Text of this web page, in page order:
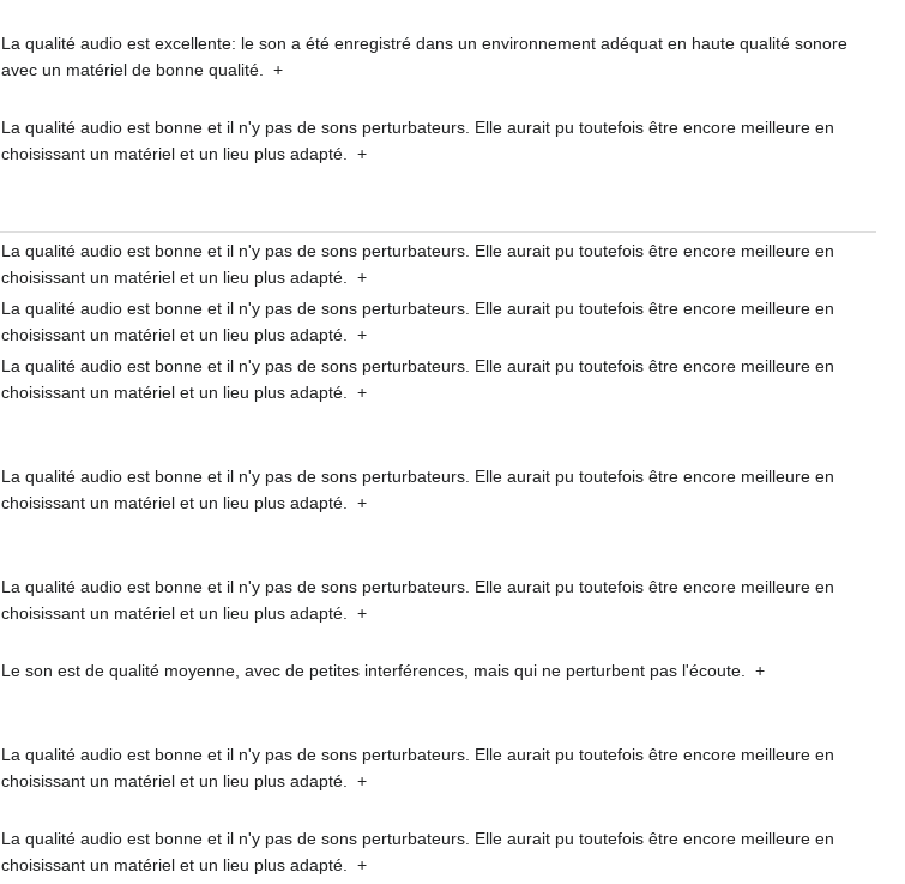
La qualité audio est excellente: le son a été enregistré dans un environnement adéquat en haute qualité sonore
avec un matériel de bonne qualité. +
La qualité audio est bonne et il n'y pas de sons perturbateurs. Elle aurait pu toutefois être encore meilleure en
choisissant un matériel et un lieu plus adapté. +
La qualité audio est bonne et il n'y pas de sons perturbateurs. Elle aurait pu toutefois être encore meilleure en
choisissant un matériel et un lieu plus adapté. +
La qualité audio est bonne et il n'y pas de sons perturbateurs. Elle aurait pu toutefois être encore meilleure en
choisissant un matériel et un lieu plus adapté. +
La qualité audio est bonne et il n'y pas de sons perturbateurs. Elle aurait pu toutefois être encore meilleure en
choisissant un matériel et un lieu plus adapté. +
La qualité audio est bonne et il n'y pas de sons perturbateurs. Elle aurait pu toutefois être encore meilleure en
choisissant un matériel et un lieu plus adapté. +
La qualité audio est bonne et il n'y pas de sons perturbateurs. Elle aurait pu toutefois être encore meilleure en
choisissant un matériel et un lieu plus adapté. +
Le son est de qualité moyenne, avec de petites interférences, mais qui ne perturbent pas l'écoute. +
La qualité audio est bonne et il n'y pas de sons perturbateurs. Elle aurait pu toutefois être encore meilleure en
choisissant un matériel et un lieu plus adapté. +
La qualité audio est bonne et il n'y pas de sons perturbateurs. Elle aurait pu toutefois être encore meilleure en
choisissant un matériel et un lieu plus adapté. +